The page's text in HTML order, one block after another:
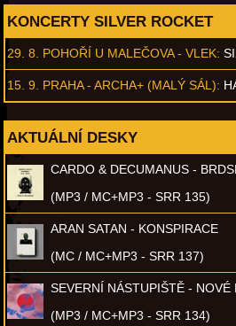
KONCERTY SILVER ROCKET
29. 8. POHOŘÍ U MALEČOVA - VLEK:
15. 9. PRAHA - ARCHA+ (MALÝ SÁL):
AKTUÁLNÍ DESKY
CARDO & DECUMANUS -
(MP3 / MC+MP3 - SRR 135)
ARAN SATAN - KONSPIRACE
(MC / MC+MP3 - SRR 137)
SEVERNÍ NÁSTUPIŠTĚ - NOVÉ
(MP3 / MC+MP3 - SRR 134)